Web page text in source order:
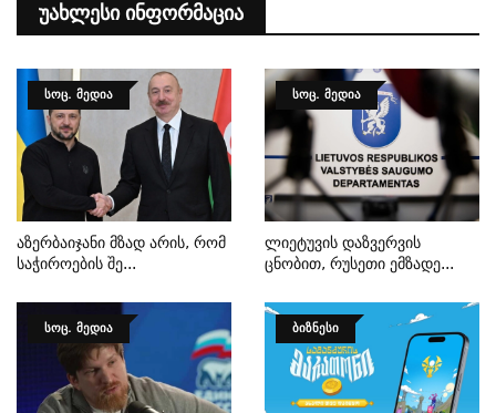
Უახლესი Ინფორმაცია
ᲡᲝᲪ. ᲛᲔᲓᲘᲐ
Აზერბაიჯანი Მზად Არის, Რომ
Საჭიროების Შე...
ᲡᲝᲪ. ᲛᲔᲓᲘᲐ
Ლიეტუვის Დაზვერვის
Ცნობით, Რუსეთი Ემზადე...
ᲡᲝᲪ. ᲛᲔᲓᲘᲐ ᲑᲘᲖᲜᲔᲡᲘ